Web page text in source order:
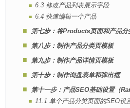
6.3 修改产品列表展示字段
6.4 快速编辑一个产品
第七步：将Products页面和产品分
第八步：制作产品分类页模板
第九步：制作产品详情页模板
第十步：制作询盘表单和弹出框
第十一步：产品SEO基础设置（
11.1 单个产品分类页面的SEO设